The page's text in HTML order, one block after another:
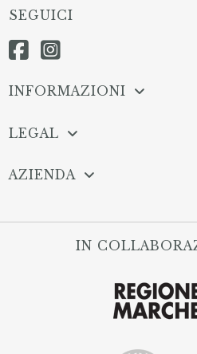
SEGUICI
INFORMAZIONI
LEGAL
AZIENDA
IN